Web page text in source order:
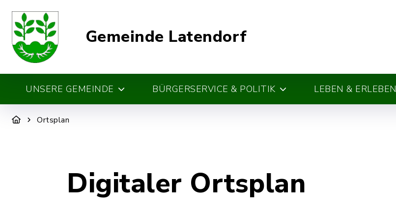
Gemeinde Latendorf
UNSERE GEMEINDE BÜRGERSERVICE & POLITIK LEBEN & ERLEBEN
Ortsplan
Digitaler Ortsplan